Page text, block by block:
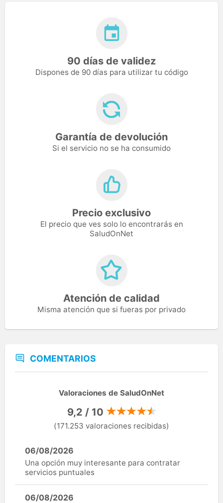
90 días de validez
Dispones de 90 días para utilizar tu código
Garantía de devolución
Si el servicio no se ha consumido
Precio exclusivo
El precio que ves solo lo encontrarás en
SaludOnNet
Atención de calidad
Misma atención que si fueras por privado
COMENTARIOS
Valoraciones de SaludOnNet
9,2 / 10
(171.253 valoraciones recibidas)
06/08/2026
Una opción muy interesante para contratar
servicios puntuales
06/08/2026